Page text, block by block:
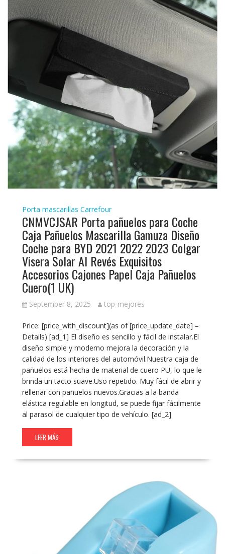
Porta mascarillas Carrefour
CNMVCJSAR Porta pañuelos para Coche
Caja Pañuelos Mascarilla Gamuza Diseño
Coche para BYD 2021 2022 2023 Colgar
Visera Solar Al Revés Exquisitos
Accesorios Cajones Papel Caja Pañuelos
Cuero(1 UK)
September 8, 2025 top-mejores
Price: [price_with_discount](as of [price_update_date] –
Details) [ad_1] El diseño es sencillo y fácil de instalar.El
diseño simple y moderno mejora la decoración y la
calidad de los interiores del automóvil.Nuestra caja de
pañuelos está hecha de material de cuero PU, lo que le
brinda un tacto suave.Uso repetido. Muy fácil de abrir y
rellenar con pañuelos nuevos.Gracias a la banda
elástica regulable en longitud, se puede fijar fácilmente
al parasol de cualquier tipo de vehículo. [ad_2]
LEER MÁS